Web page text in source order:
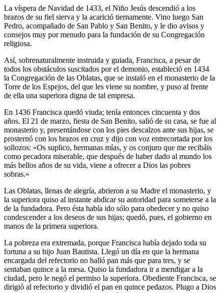
La víspera de Navidad de 1433, el Niño Jesús descendió a los
brazos de su fiel sierva y la acarició tiernamente. Vino luego San
Pedro, acompañado de San Pablo y San Benito, y le dio avisos y
consejos muy por menudo para la fundación de su Congregación
religiosa.
Así, sobrenaturalmente instruida y guiada, Francisca, a pesar de
todos los obstáculos suscitados por el demonio, estableció en 1434
la Congregación de las Oblatas, que se instaló en el monasterio de la
Torre de los Es­pejos, del que les viene su nombre, y puso al frente
de ella una superiora digna de tal empresa.
En 1436 Francisca quedó viuda; tenía entonces cincuenta y dos
años. El 21 de marzo, fiesta de San Benito, salió de su casa, se fue al
monaste­rio y, presentándose con los pies descalzos ante sus hijas, se
prosternó con los brazos en cruz y dijo con voz entrecortada por los
sollozos: «Os suplico, hermanas mías, y os conjuro que me recibáis
como pecadora miserable, que después de haber dado al mundo los
más bellos años de su vida, viene a ofrecer a Dios las pobres
sobras.»
Las Oblatas, llenas de alegría, abrieron a su Madre el monasterio, y
la superiora quiso al instante abdicar su autoridad para someterse a la
de la fundadora. Pero ésta había ido sólo para obedecer y no quiso
condescender a los deseos de sus hijas; quedó, pues, el gobierno en
manos de la primera superiora.
La pobreza era extremada, porque Francisca había dejado toda su
fortuna a su hijo Juan Bautista. Llegó un día en que la hermana
encargada del refectorio no halló pan más que para tres, y se
sentaban quince a la mesa. Quiso la fundadora ir a mendigar a la
ciudad, pero le negó el per­miso la superiora. Obediente Francisca, se
dirigió al refectorio y dividió el pan en quince pedazos. Plugo a Dios